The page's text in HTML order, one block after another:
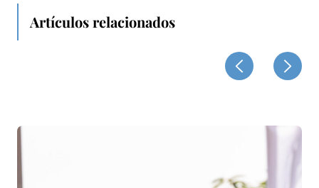
Artículos relacionados